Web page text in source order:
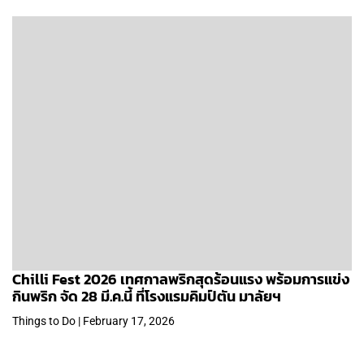
Chilli Fest 2026 เทศกาลพริกสุดร้อนแรง พร้อมการแข่ง
กินพริก จัด 28 มี.ค.นี้ ที่โรงแรมคิมป์ตัน มาลัยฯ
Things to Do | February 17, 2026